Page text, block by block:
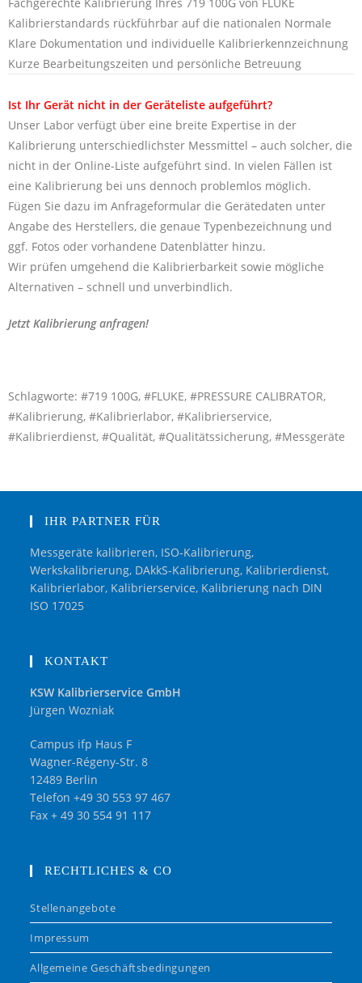
Kalibrierstandards rückführbar auf die nationalen Normale
Klare Dokumentation und individuelle Kalibrierkennzeichnung
Kurze Bearbeitungszeiten und persönliche Betreuung
Ist Ihr Gerät nicht in der Geräteliste aufgeführt?
Unser Labor verfügt über eine breite Expertise in der
Kalibrierung unterschiedlichster Messmittel – auch solcher, die
nicht in der Online-Liste aufgeführt sind. In vielen Fällen ist
eine Kalibrierung bei uns dennoch problemlos möglich.
Fügen Sie dazu im Anfrageformular die Gerätedaten unter
Angabe des Herstellers, die genaue Typenbezeichnung und
ggf. Fotos oder vorhandene Datenblätter hinzu.
Wir prüfen umgehend die Kalibrierbarkeit sowie mögliche
Alternativen – schnell und unverbindlich.
Jetzt Kalibrierung anfragen!
Schlagworte: #719 100G, #FLUKE, #PRESSURE CALIBRATOR,
#Kalibrierung, #Kalibrierlabor, #Kalibrierservice,
#Kalibrierdienst, #Qualität, #Qualitätssicherung, #Messgeräte
IHR PARTNER FÜR
Messgeräte kalibrieren, ISO-Kalibrierung,
Werkskalibrierung, DAkkS-Kalibrierung, Kalibrierdienst,
Kalibrierlabor, Kalibrierservice, Kalibrierung nach DIN
ISO 17025
KONTAKT
KSW Kalibrierservice GmbH
Jürgen Wozniak
Campus ifp Haus F
Wagner-Régeny-Str. 8
12489 Berlin
Telefon +49 30 553 97 467
Fax + 49 30 554 91 117
RECHTLICHES & CO
Stellenangebote
Impressum
Allgemeine Geschäftsbedingungen